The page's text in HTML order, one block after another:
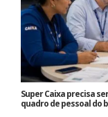
Super Caixa precisa
quadro de pessoal do